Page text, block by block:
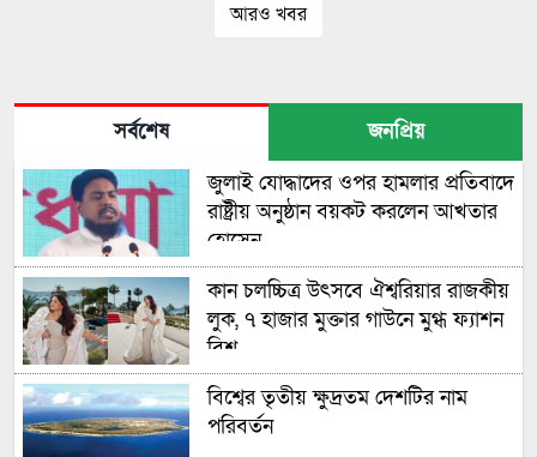
আরও খবর
সর্বশেষ জনপ্রিয়
জুলাই যোদ্ধাদের ওপর হামলার প্রতিবাদে
রাষ্ট্রীয় অনুষ্ঠান বয়কট করলেন আখতার
হোসেন
কান চলচ্চিত্র উৎসবে ঐশ্বরিয়ার রাজকীয়
লুক, ৭ হাজার মুক্তার গাউনে মুগ্ধ ফ্যাশন
বিশ্ব
বিশ্বের তৃতীয় ক্ষুদ্রতম দেশটির নাম
পরিবর্তন